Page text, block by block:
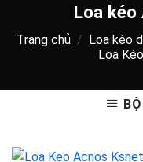
Loa kéo
Trang chủ / Loa kéo
Loa